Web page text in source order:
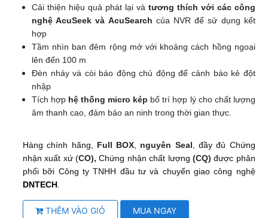
Cải thiện hiệu quả phát lại và tương thích với các công
nghệ AcuSeek và AcuSearch của NVR để sử dụng kết
hợp
Tầm nhìn ban đêm rộng mở với khoảng cách hồng ngoại
lên đến 100 m
Đèn nháy và còi báo động chủ động để cảnh báo kẻ đột
nhập
Tích hợp hệ thống micro kép bố trí hợp lý cho chất lượng
âm thanh cao, đảm bảo an ninh trong thời gian thực.
Hàng chính hãng, Full BOX nguyên Seal , đầy đủ Chứng
nhận xuất xứ (CO),Chứng nhận chất lượng (CQ) được phân
phối bỡi Công ty TNHH đầu tư và chuyển giao công nghệ
DNTECH.
THÊM VÀO GIỎ MUA NGAY